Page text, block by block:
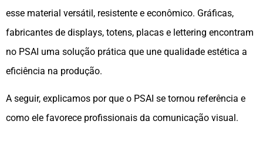
esse material versátil, resistente e econômico. Gráficas,
fabricantes de displays, totens, placas e lettering encontram
no PSAI uma solução prática que une qualidade estética a
eficiência na produção.
A seguir, explicamos por que o PSAI se tornou referência e
como ele favorece profissionais da comunicação visual.